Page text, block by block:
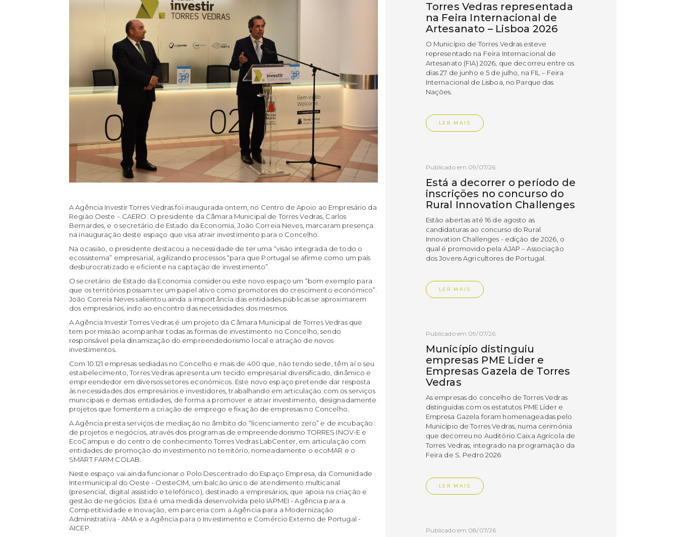
A Agência Investir Torres Vedras foi inaugurada ontem, no Centro de Apoio ao Empresário da
Região Oeste – CAERO. O presidente da Câmara Municipal de Torres Vedras, Carlos
Bernardes, e o secretário de Estado da Economia, João Correia Neves, marcaram presença
na inauguração deste espaço que visa atrair investimento para o Concelho.
Na ocasião, o presidente destacou a necessidade de ter uma “visão integrada de todo o
ecossistema” empresarial, agilizando processos “para que Portugal se afirme como um país
desburocratizado e eficiente na captação de investimento”.
O secretário de Estado da Economia considerou este novo espaço um “bom exemplo para
que os territórios possam ter um papel ativo como promotores do crescimento económico”.
João Correia Neves salientou ainda a importância das entidades públicas se aproximarem
dos empresários, indo ao encontro das necessidades dos mesmos.
A Agência Investir Torres Vedras é um projeto da Câmara Municipal de Torres Vedras que
tem por missão acompanhar todas as formas de investimento no Concelho, sendo
responsável pela dinamização do empreendedorismo local e atração de novos
investimentos.
Com 10.121 empresas sediadas no Concelho e mais de 400 que, não tendo sede, têm aí o seu
estabelecimento, Torres Vedras apresenta um tecido empresarial diversificado, dinâmico e
empreendedor em diversos setores económicos. Este novo espaço pretende dar resposta
às necessidades dos empresários e investidores, trabalhando em articulação com os serviços
municipais e demais entidades, de forma a promover e atrair investimento, designadamente
projetos que fomentem a criação de emprego e fixação de empresas no Concelho.
A Agência presta serviços de mediação no âmbito do “licenciamento zero” e de incubação
de projetos e negócios, através dos programas de empreendedorismo TORRES INOV-E e
EcoCampus e do centro de conhecimento Torres Vedras LabCenter, em articulação com
entidades de promoção do investimento no território, nomeadamente o ecoMAR e o
SMART FARM COLAB.
Neste espaço vai ainda funcionar o Polo Descentrado do Espaço Empresa, da Comunidade
Intermunicipal do Oeste - OesteCIM, um balcão único de atendimento multicanal
(presencial, digital assistido e telefónico), destinado a empresários, que apoia na criação e
gestão de negócios. Esta é uma medida desenvolvida pelo IAPMEI - Agência para a
Competitividade e Inovação, em parceria com a Agência para a Modernização
Administrativa - AMA e a Agência para o Investimento e Comércio Externo de Portugal -
AICEP.
Torres Vedras representada
na Feira Internacional de
Artesanato – Lisboa 2026
O Município de Torres Vedras esteve
representado na Feira Internacional de
Artesanato (FIA) 2026, que decorreu entre os
dias 27 de junho e 5 de julho, na FIL – Feira
Internacional de Lisboa, no Parque das
Nações.
LER MAIS
Publicado em 09/07/26
Está a decorrer o período de
inscrições no concurso do
Rural Innovation Challenges
Estão abertas até 16 de agosto as
candidaturas ao concurso do Rural
Innovation Challenges - edição de 2026, o
qual é promovido pela AJAP – Associação
dos Jovens Agricultores de Portugal.
LER MAIS
Publicado em 09/07/26
Município distinguiu
empresas PME Líder e
Empresas Gazela de Torres
Vedras
As empresas do concelho de Torres Vedras
distinguidas com os estatutos PME Líder e
Empresa Gazela foram homenageadas pelo
Município de Torres Vedras, numa cerimónia
que decorreu no Auditório Caixa Agrícola de
Torres Vedras, integrado na programação da
Feira de S. Pedro 2026
LER MAIS
Publicado em 08/07/26